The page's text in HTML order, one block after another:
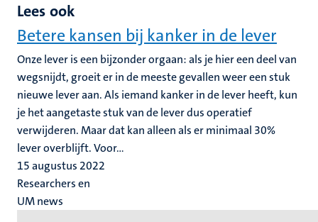
Lees ook
Betere kansen bij kanker in de lever
Onze lever is een bijzonder orgaan: als je hier een deel van
wegsnijdt, groeit er in de meeste gevallen weer een stuk
nieuwe lever aan. Als iemand kanker in de lever heeft, kun
je het aangetaste stuk van de lever dus operatief
verwijderen. Maar dat kan alleen als er minimaal 30%
lever overblijft. Voor...
15 augustus 2022
Researchers en
UM news